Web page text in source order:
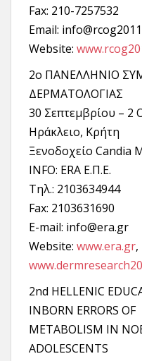
Fax: 210-7257532
Email:
Website:
2ο ΠΑΝΕΛΛΗΝΙΟ
ΔΕΡΜΑΤΟΛΟΓΙΑΣ
30 Σεπτεμβρίου – 2
Ηράκλειο, Κρήτη
Ξενοδοχείο Candia
INFO: ERA E.Π.Ε.
Τηλ.: 2103634944
Fax: 2103631690
E-mail: info@era.gr
Website: www.era.gr,
2nd HELLENIC
INBORN ERRORS OF
METABOLISM IN
ADOLESCENTS